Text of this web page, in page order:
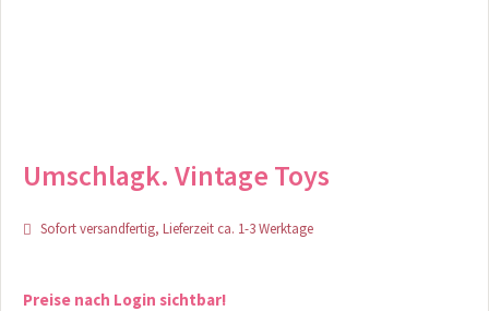
Umschlagk. Vintage Toys
Sofort versandfertig, Lieferzeit ca. 1-3 Werktage
Preise nach Login sichtbar!